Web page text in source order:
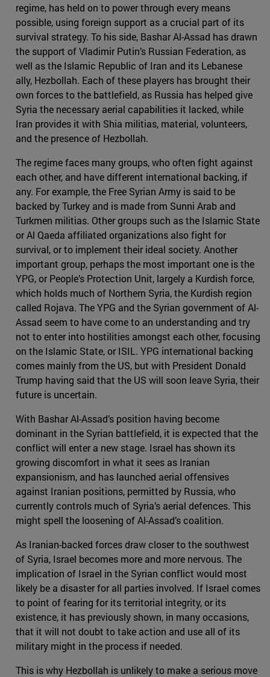
regime, has held on to power through every means
possible, using foreign support as a crucial part of its
survival strategy. To his side, Bashar Al-Assad has drawn
the support of Vladimir Putin’s Russian Federation, as
well as the Islamic Republic of Iran and its Lebanese
ally, Hezbollah. Each of these players has brought their
own forces to the battlefield, as Russia has helped give
Syria the necessary aerial capabilities it lacked, while
Iran provides it with Shia militias, material, volunteers,
and the presence of Hezbollah.
The regime faces many groups, who often fight against
each other, and have different international backing, if
any. For example, the Free Syrian Army is said to be
backed by Turkey and is made from Sunni Arab and
Turkmen militias. Other groups such as the Islamic State
or Al Qaeda affiliated organizations also fight for
survival, or to implement their ideal society. Another
important group, perhaps the most important one is the
YPG, or People’s Protection Unit, largely a Kurdish force,
which holds much of Northern Syria, the Kurdish region
called Rojava. The YPG and the Syrian government of Al-
Assad seem to have come to an understanding and try
not to enter into hostilities amongst each other, focusing
on the Islamic State, or ISIL. YPG international backing
comes mainly from the US, but with President Donald
Trump having said that the US will soon leave Syria, their
future is uncertain.
With Bashar Al-Assad’s position having become
dominant in the Syrian battlefield, it is expected that the
conflict will enter a new stage. Israel has shown its
growing discomfort in what it sees as Iranian
expansionism, and has launched aerial offensives
against Iranian positions, permitted by Russia, who
currently controls much of Syria’s aerial defences. This
might spell the loosening of Al-Assad’s coalition.
As Iranian-backed forces draw closer to the southwest
of Syria, Israel becomes more and more nervous. The
implication of Israel in the Syrian conflict would most
likely be a disaster for all parties involved. If Israel comes
to point of fearing for its territorial integrity, or its
existence, it has previously shown, in many occasions,
that it will not doubt to take action and use all of its
military might in the process if needed.
This is why Hezbollah is unlikely to make a serious move